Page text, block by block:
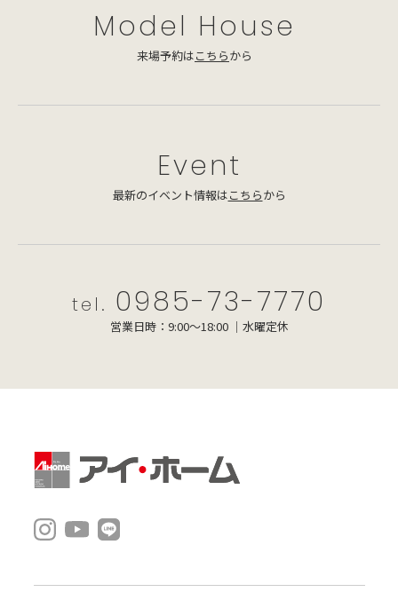
Model House
来場予約はこちらから
Event
最新のイベント情報はこちらから
tel. 0985-73-7770
営業日時：9:00～18:00 ｜水曜定休